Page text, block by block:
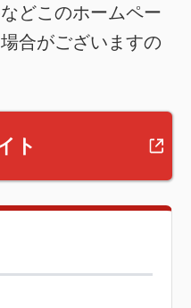
どこのホームペー
合がございますの
ト